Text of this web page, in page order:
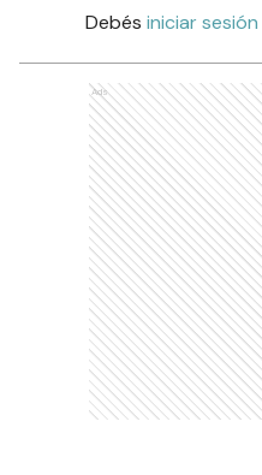
Debés iniciar sesión
Ads